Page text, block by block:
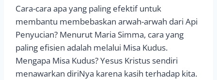
Cara-cara apa yang paling efektif untuk
membantu membebaskan arwah-arwah dari Api
Penyucian? Menurut Maria Simma, cara yang
paling efisien adalah melalui Misa Kudus.
Mengapa Misa Kudus? Yesus Kristus sendiri
menawarkan diriNya karena kasih terhadap kita.